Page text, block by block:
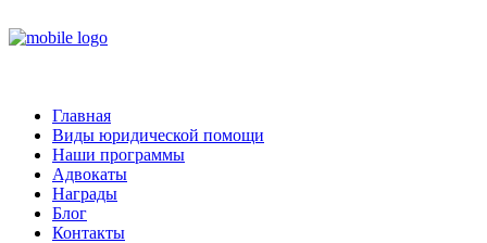
Главная
Виды юридической помощи
Наши программы
Адвокаты
Награды
Блог
Контакты